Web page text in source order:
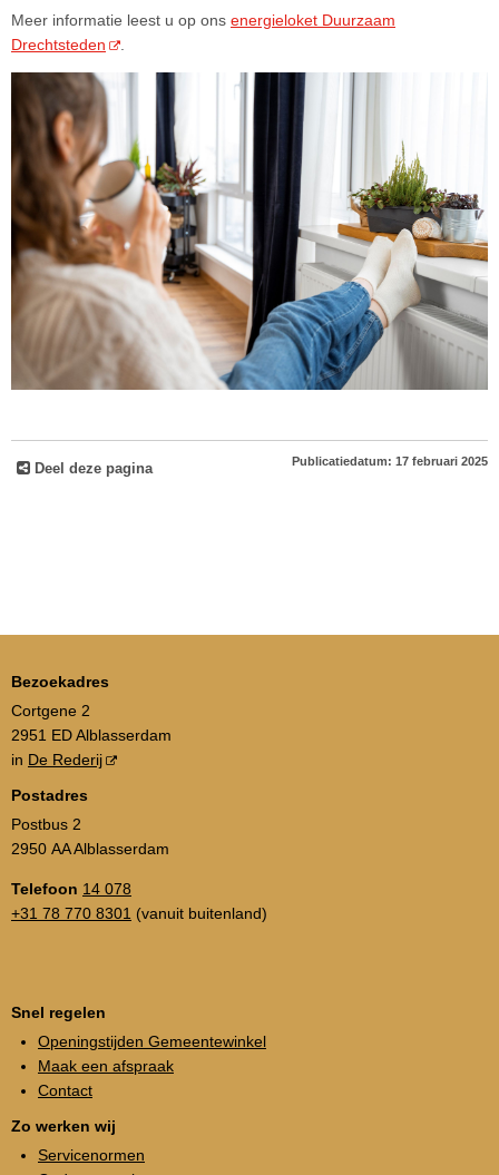
Meer informatie leest u op ons energieloket Duurzaam
Drechtsteden
Deel deze pagina Publicatiedatum: 17 februari 2025
Bezoekadres
Cortgene 2
2951 ED Alblasserdam
in De Rederij
Postadres
Postbus 2
2950 AA Alblasserdam
Telefoon 14 078
+31 78 770 8301 (vanuit buitenland)
Snel regelen
Openingstijden Gemeentewinkel
Maak een afspraak
Contact
Zo werken wij
Servicenormen